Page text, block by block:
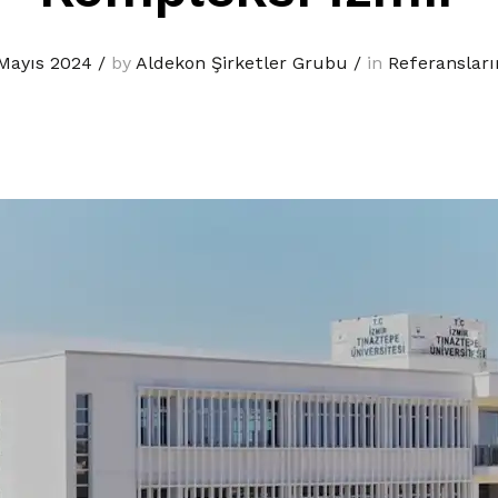
2024 / by Aldekon Şirketler Grubu / in